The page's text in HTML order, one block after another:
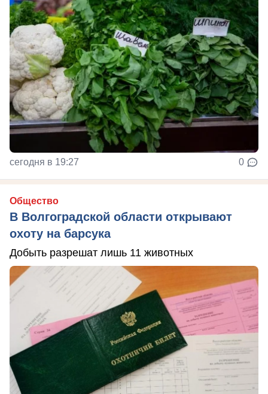
сегодня в 19:27 0
Общество
В Волгоградской области открывают
охоту на барсука
Добыть разрешат лишь 11 животных